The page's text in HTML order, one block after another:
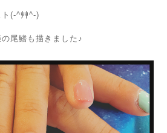
ト(-^艸^-)
尾鰭も描きました♪